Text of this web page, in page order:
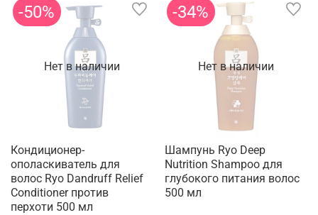
Нет в наличии
-50%
Кондиционер-
ополаскиватель для
волос Ryo Dandruff Relief
Conditioner против
перхоти 500 мл
Нет в наличии
-34%
Шампунь Ryo Deep
Nutrition Shampoo для
глубокого питания волос
500 мл